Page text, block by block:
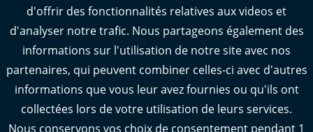
Webcams : Oléron info trafic
Manger 17
L'Observatoire des territoires de Charente-
Maritime
d'offrir des fonctionnalités relatives aux videos et
d'analyser notre trafic. Nous partageons également des
informations sur l'utilisation de notre site avec nos
partenaires, qui peuvent combiner celles-ci avec d'autres
informations que vous leur avez fournies ou qu'ils ont
collectées lors de votre utilisation de leurs services.
Nous conservons vos choix de consentement pendant 1